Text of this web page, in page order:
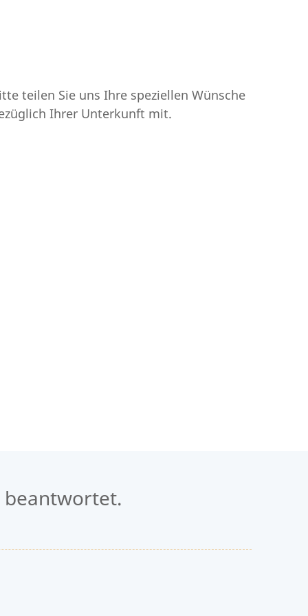
teilen Sie uns Ihre speziellen Wünsche
Ihrer Unterkunft mit.
beantwortet.